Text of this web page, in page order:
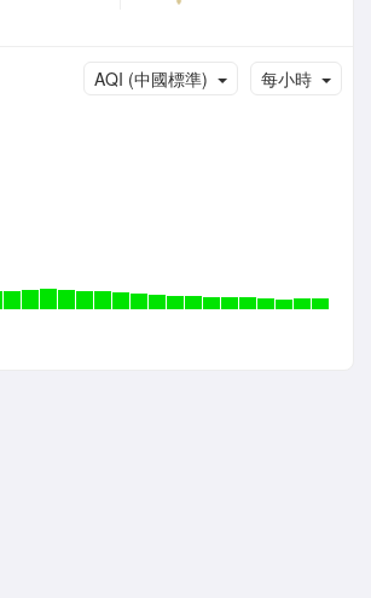
每小時
AQI (中國標準)